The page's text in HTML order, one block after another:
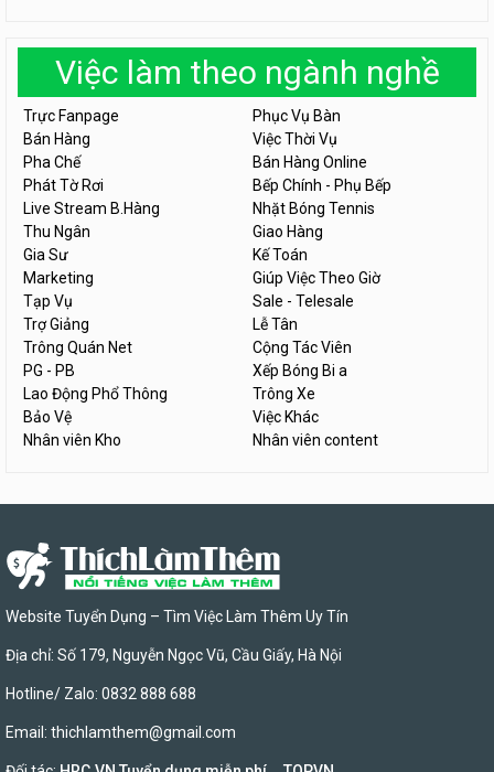
Việc làm theo ngành nghề
Trực Fanpage
Phục Vụ Bàn
Bán Hàng
Việc Thời Vụ
Pha Chế
Bán Hàng Online
Phát Tờ Rơi
Bếp Chính - Phụ Bếp
Live Stream B.Hàng
Nhặt Bóng Tennis
Thu Ngân
Giao Hàng
Gia Sư
Kế Toán
Marketing
Giúp Việc Theo Giờ
Tạp Vụ
Sale - Telesale
Trợ Giảng
Lễ Tân
Trông Quán Net
Cộng Tác Viên
PG - PB
Xếp Bóng Bi a
Lao Động Phổ Thông
Trông Xe
Bảo Vệ
Việc Khác
Nhân viên Kho
Nhân viên content
Website Tuyển Dụng – Tìm Việc Làm Thêm Uy Tín
Địa chỉ: Số 179, Nguyễn Ngọc Vũ, Cầu Giấy, Hà Nội
Hotline/ Zalo: 0832 888 688
Email: thichlamthem@gmail.com